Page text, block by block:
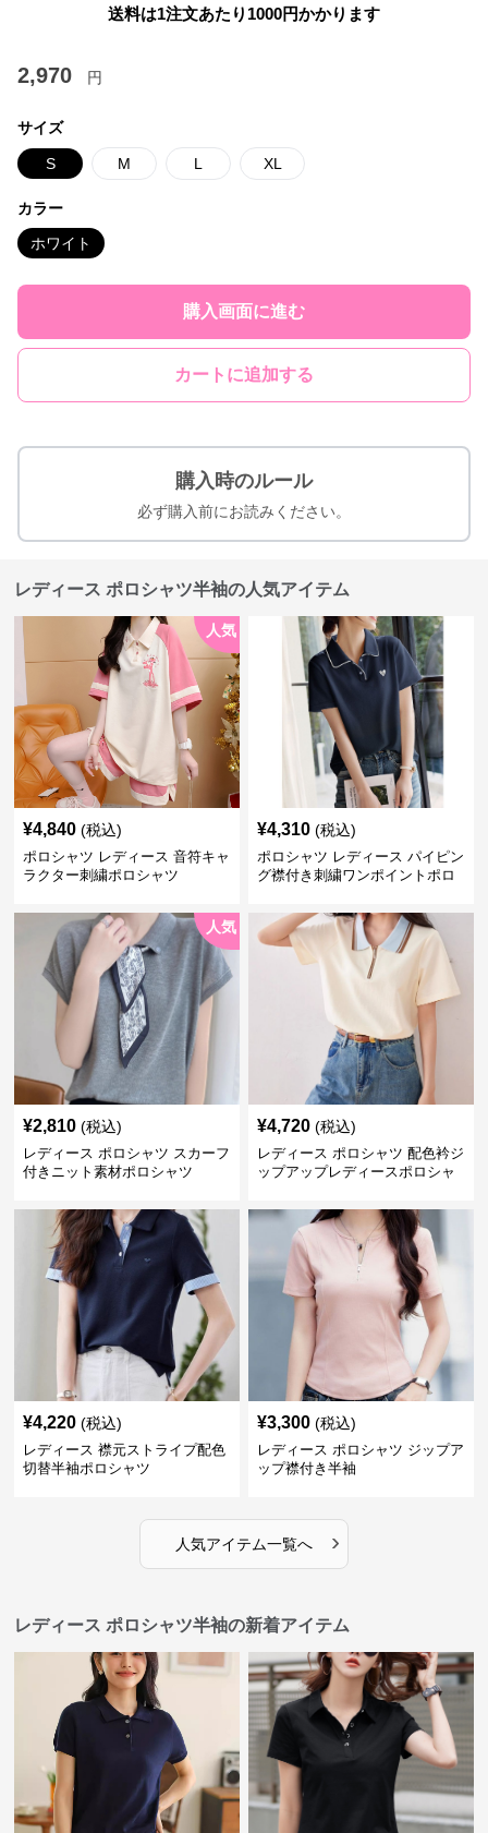
送料は1注文あたり 1000円かかります
2,970 円
サイズ
S M L XL
カラー
ホワイト
購入画面に進む
カートに追加する
購入時のルール
必ず購入前にお読みください。
レディース ポロシャツ半袖の人気アイテム
人気
¥4,840 (税込)
ポロシャツ レディース 音符キャ
ラクター刺繍ポロシャツ
¥4,310 (税込)
ポロシャツ レディース パイピン
グ襟付き刺繍ワンポイントポロ
人気
¥2,810 (税込)
レディース ポロシャツ スカーフ
付きニット素材ポロシャツ
¥4,720 (税込)
レディース ポロシャツ 配色衿ジ
ップアップレディースポロシャ
¥4,220 (税込)
レディース 襟元ストライプ配色
切替半袖ポロシャツ
¥3,300 (税込)
レディース ポロシャツ ジップア
ップ襟付き半袖
人気アイテム一覧へ ›
レディース ポロシャツ半袖の新着アイテム